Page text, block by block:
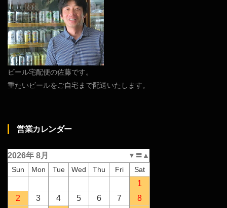
ビール宅配便の佐藤です。
重たいビールをご自宅まで配送いたします。
営業カレンダー
▲
〓
▼
2026年 8月
Sun Mon Tue Wed Thu Fri Sat
1
2
3 4 5 6 7
8